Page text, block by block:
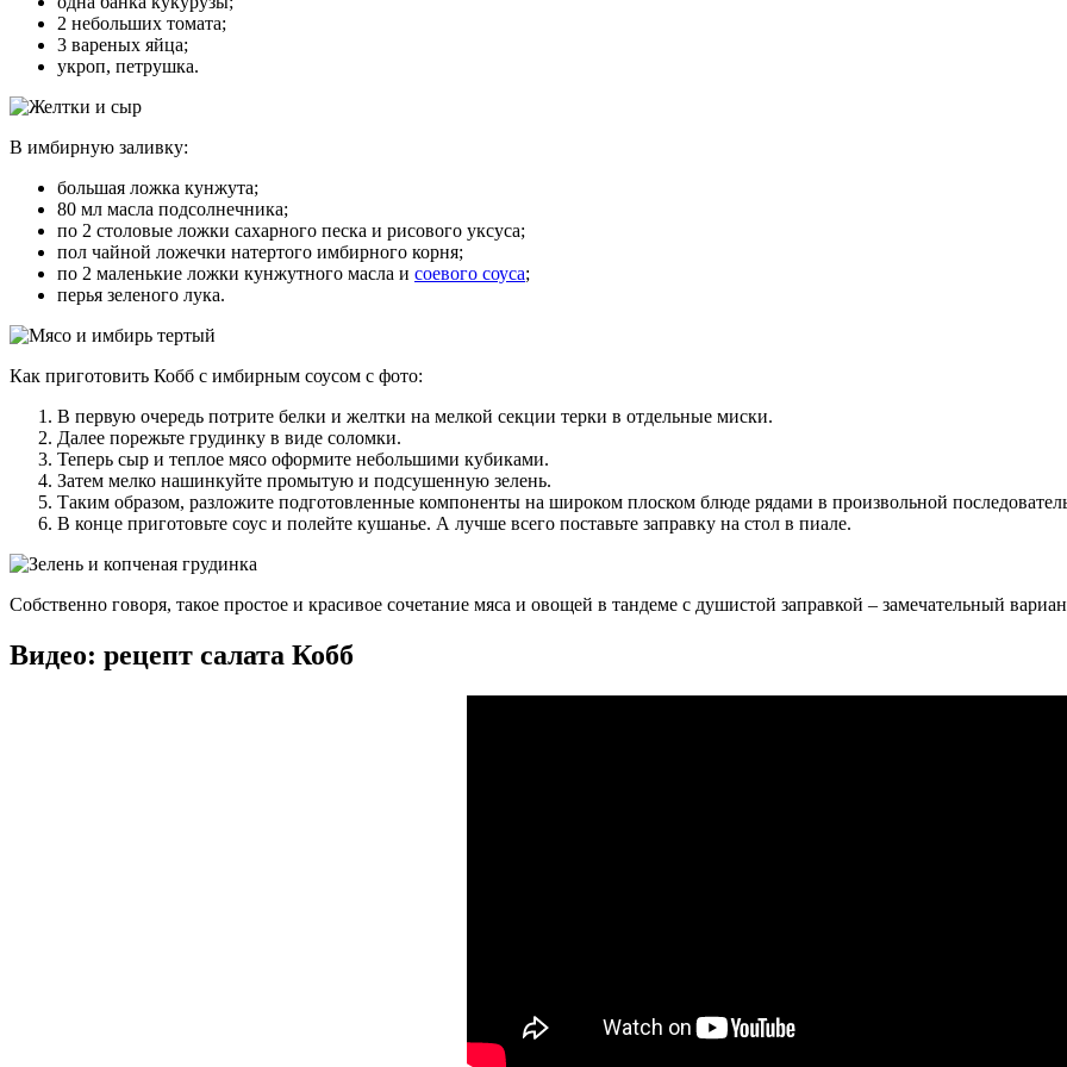
2 небольших томата;
3 вареных яйца;
укроп, петрушка.
В имбирную заливку:
большая ложка кунжута;
80 мл масла подсолнечника;
по 2 столовые ложки сахарного песка и рисового уксуса;
пол чайной ложечки натертого имбирного корня;
по 2 маленькие ложки кунжутного масла и соевого соуса;
перья зеленого лука.
Как приготовить Кобб с имбирным соусом с фото:
В первую очередь потрите белки и желтки на мелкой секции терки в отдельные миски.
Далее порежьте грудинку в виде соломки.
Теперь сыр и теплое мясо оформите небольшими кубиками.
Затем мелко нашинкуйте промытую и подсушенную зелень.
Таким образом, разложите подготовленные компоненты на широком плоском блюде рядами в произвольной
В конце приготовьте соус и полейте кушанье. А лучше всего поставьте заправку на стол в пиале.
Собственно говоря, такое простое и красивое сочетание мяса и овощей в тандеме с душистой заправкой – замечательный
Видео: рецепт салата Кобб